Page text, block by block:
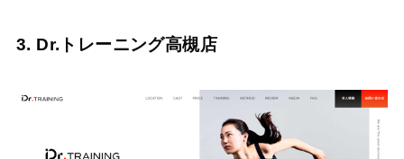
3. Dr.トレーニング高槻店